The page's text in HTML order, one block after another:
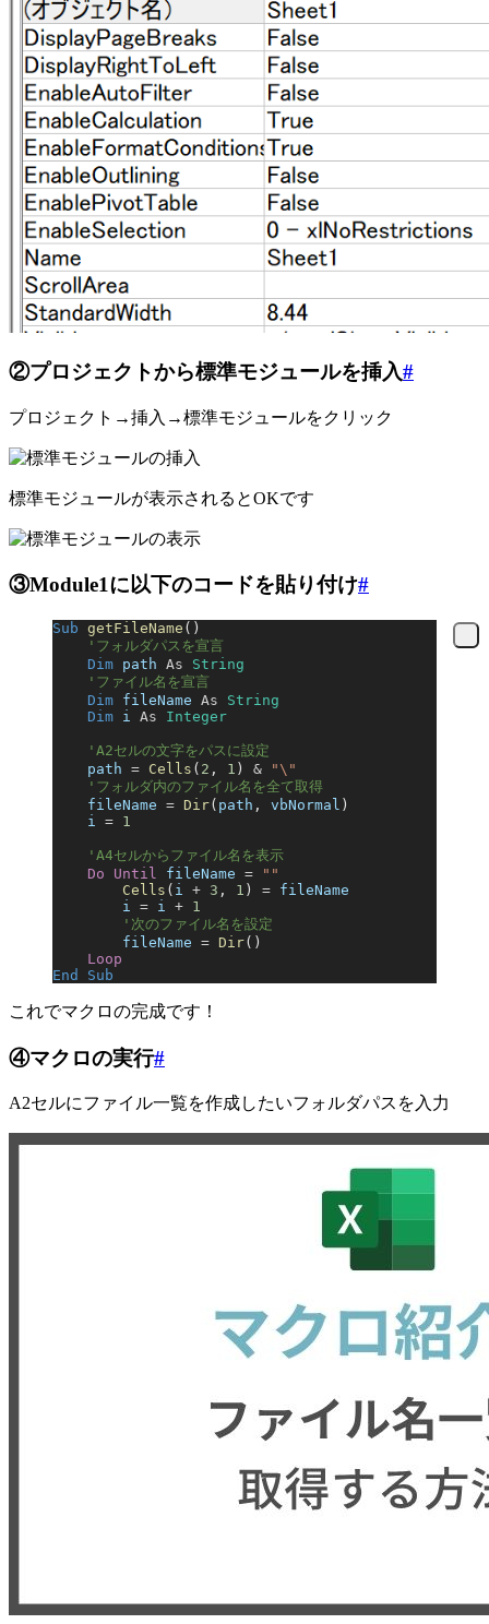
②プロジェクトから標準モジュールを挿入#
プロジェクト→挿入→標準モジュールをクリック
標準モジュールが表示されるとOKです
③Module1に以下のコードを貼り付け#
Sub getFileName ()
    'フォルダパスを宣言
    Dim
path As String
    'ファイル名を宣言
    Dim
fileName As String
    Dim
i As Integer
    'A2セルの文字をパスに設定
    path
= Cells ( 2 , 1 ) & "\"
    'フォルダ内のファイル名を全て取得
    fileName
= Dir( path , vbNormal )
    i
= 1
    'A4セルからファイル名を表示
    Do
Until fileName = ""
        Cells
( i + 3 , 1 ) = fileName
        i
= i + 1
        '次のファイル名を設定
        fileName
= Dir()
    Loop
End Sub
これでマクロの完成です！
④マクロの実行#
A2セルにファイル一覧を作成したいフォルダパスを入力